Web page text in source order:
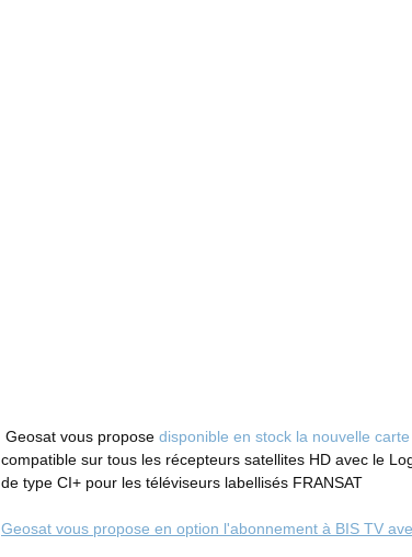
Geosat vous propose disponible en stock la nouvelle
compatible sur tous les récepteurs satellites HD avec le
de type CI+ pour les téléviseurs labellisés FRANSAT
Geosat vous propose en option l'abonnement à BIS TV